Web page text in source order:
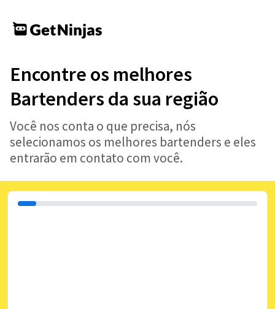
Encontre os melhores
Bartenders da sua região
Você nos conta o que precisa, nós
selecionamos os melhores bartenders e eles
entrarão em contato com você.